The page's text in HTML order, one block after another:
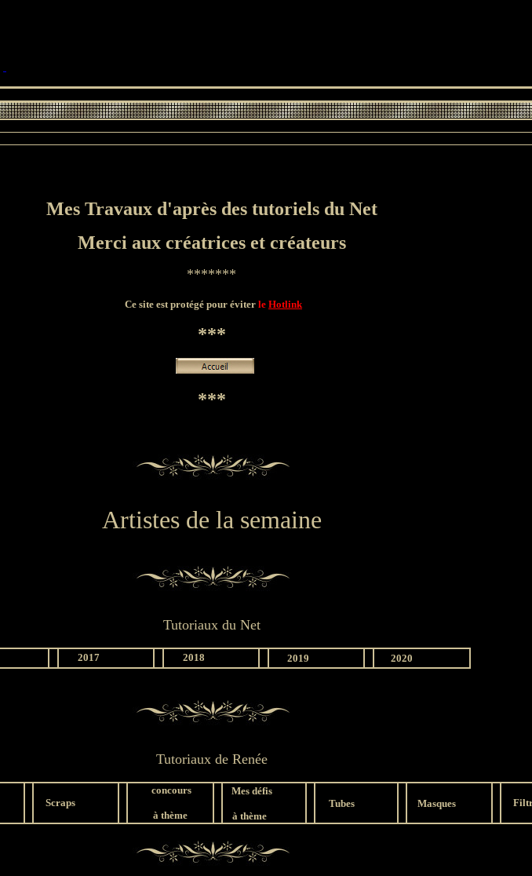
Mes Travaux d'après des tutoriels du Net
Merci aux créatrices et créateurs
*******
Ce site est protégé pour éviter le Hotlink
***
***
Artistes de la semaine
Tutoriaux du Net
2017 2018 2019 2020
Tutoriaux de Renée
Scraps
concours
à thème
Mes défis
à thème
Tubes Masques